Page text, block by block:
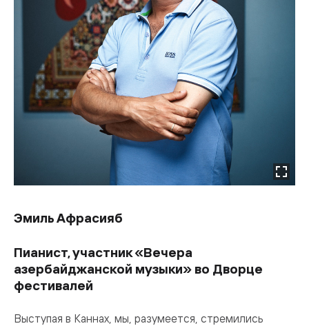
Эмиль Афрасияб
Пианист, участник «Вечера
азербайджанской музыки» во Дворце
фестивалей
Выступая в Каннах, мы, разумеется, стремились